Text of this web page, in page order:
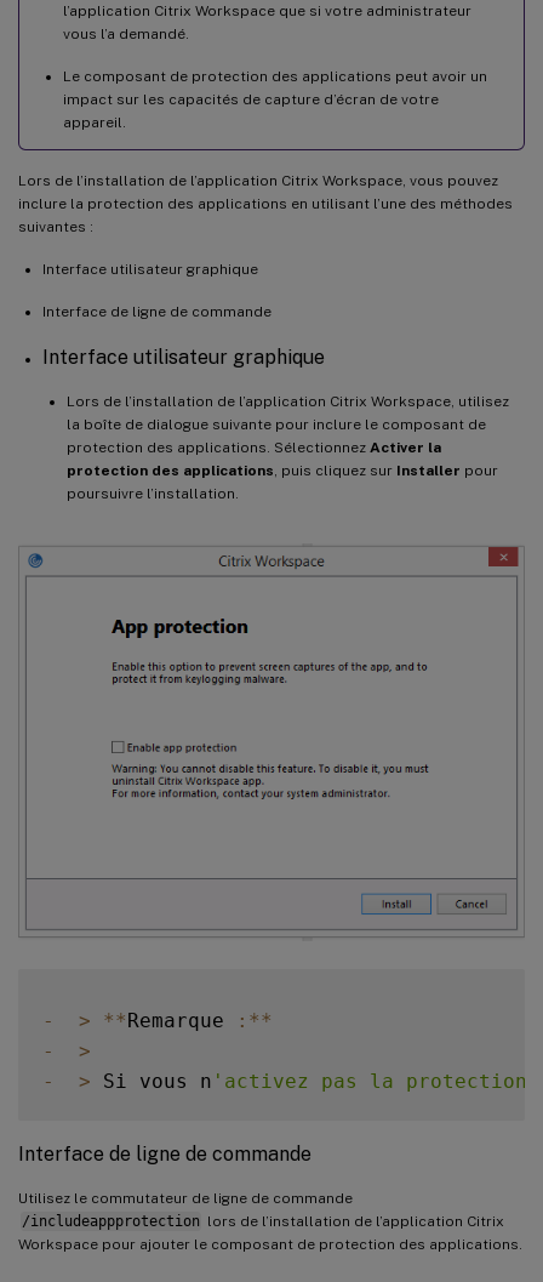
l’application Citrix Workspace que si votre administrateur
vous l’a demandé.
Le composant de protection des applications peut avoir un
impact sur les capacités de capture d’écran de votre
appareil.
Lors de l’installation de l’application Citrix Workspace, vous pouvez
inclure la protection des applications en utilisant l’une des méthodes
suivantes :
Interface utilisateur graphique
Interface de ligne de commande
Interface utilisateur graphique
Lors de l’installation de l’application Citrix Workspace, utilisez
la boîte de dialogue suivante pour inclure le composant de
protection des applications. Sélectionnez Activer la
protection des applications , puis cliquez sur Installer pour
poursuivre l’installation.
- > **Remarque : **
-
>
-
> Si vous n 'activez pas la
Interface de ligne de commande
Utilisez le commutateur de ligne de commande
/includeappprotection lors de l’installation de l’application Citrix
Workspace pour ajouter le composant de protection des applications.